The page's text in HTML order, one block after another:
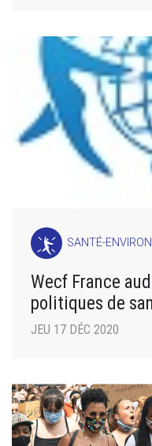
SANTÉ-
Wecf France
politiques de
JEU 17 DÉC 2020